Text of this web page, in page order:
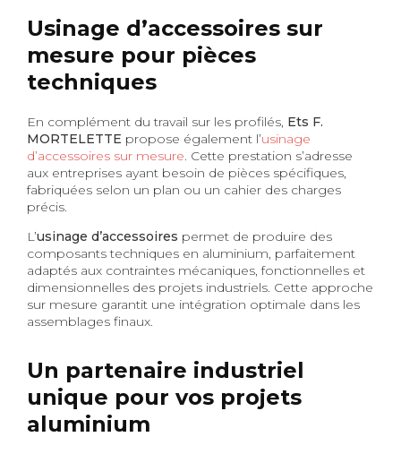
Usinage d’accessoires sur
mesure pour pièces
techniques
En complément du travail sur les profilés, Ets F.
MORTELETTE propose également l’usinage
d’accessoires sur mesure. Cette prestation s’adresse
aux entreprises ayant besoin de pièces spécifiques,
fabriquées selon un plan ou un cahier des charges
précis.
L’usinage d’accessoires permet de produire des
composants techniques en aluminium, parfaitement
adaptés aux contraintes mécaniques, fonctionnelles et
dimensionnelles des projets industriels. Cette approche
sur mesure garantit une intégration optimale dans les
assemblages finaux.
Un partenaire industriel
unique pour vos projets
aluminium